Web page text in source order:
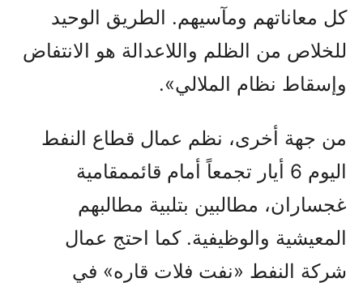
كل معاناتهم ومآسيهم. الطريق الوحيد
للخلاص من الظلم واللاعدالة هو الانتفاض
وإسقاط نظام الملالي».
من جهة أخرى، نظم عمال قطاع النفط
اليوم 6 أيار تجمعاً أمام قائممقامية
غجساران، مطالبين بتلبية مطالبهم
المعيشية والوظيفية. كما احتج عمال
شركة النفط «نفت فلات قاره» في